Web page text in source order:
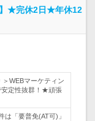
】★完休2日★年休12
WEBマーケティン
安定性抜群！★頑張
「要普免(AT可)」